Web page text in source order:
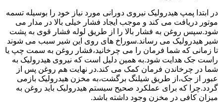
در ابتدا پمپ هیدرولیک نیروی دورانی مورد نیاز خود را بوسیله تسمه
موتور دریافت می کند و موجب ایجاد فشار خیلی بالا در مدار می
شود.سپس روغن به فشار بالا را از طریق لوله فشار قوی به پشت
شیر هیدرولیک می رساند.سوراخ های روی این شیر سبب می شوند
تا زمانی که شما فرمان را می چرخانید،فشار روغن به سمت چپ یا
راست جک هدایت شود.به همین دلیل است که نیروی هیدرولیک به
شما در چرخاندن فرمان کمک می کند.در نهایت هم روغن پس از
عبور از جک،از طریق شیلنگ برگشت،به مخزن هیدرولیک بازمی
گردد.چرا که برای عملکرد صحیح سیستم هیدرولیک باید روغن به
میزان کافی در مخزن وجود داشته باشد.